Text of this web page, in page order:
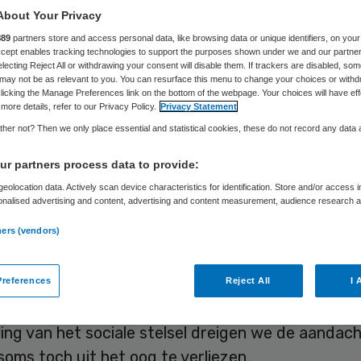
verzekeringspremie voor de medische
lijken. Wie zich hiermee rijk rekent, loopt
hypotheek op de toekomst te nemen.
brand op onze spoedeisende hulp maakte
hoe belangrijk preventie en veiligheid zijn,
hadden we alleen materiële schade en
onder controle. Zo zijn we ook continu alert op
in de patiëntenzorg. Maar door ontwikkelingen
van het sociale stelsel dreigen we de
toch uit het oog te verliezen.
Your Privacy
partners store and access personal data, like browsing data or unique identifiers, on your
enables tracking technologies to support the purposes shown under we and our
Reject All or withdrawing your consent will disable them. If trackers are disabled,
not be as relevant to you. You can resurface this menu to change your choices or
the Manage Preferences link on the bottom of the webpage. Your choices will have
details, refer to our Privacy Policy. Privacy Statement
not? Then we only place essential and statistical cookies, these do not record any data
partners process data to provide:
data. Actively scan device characteristics for identification. Store and/or access
advertising and content, advertising and content measurement, audience research
(vendors)
Reject All I